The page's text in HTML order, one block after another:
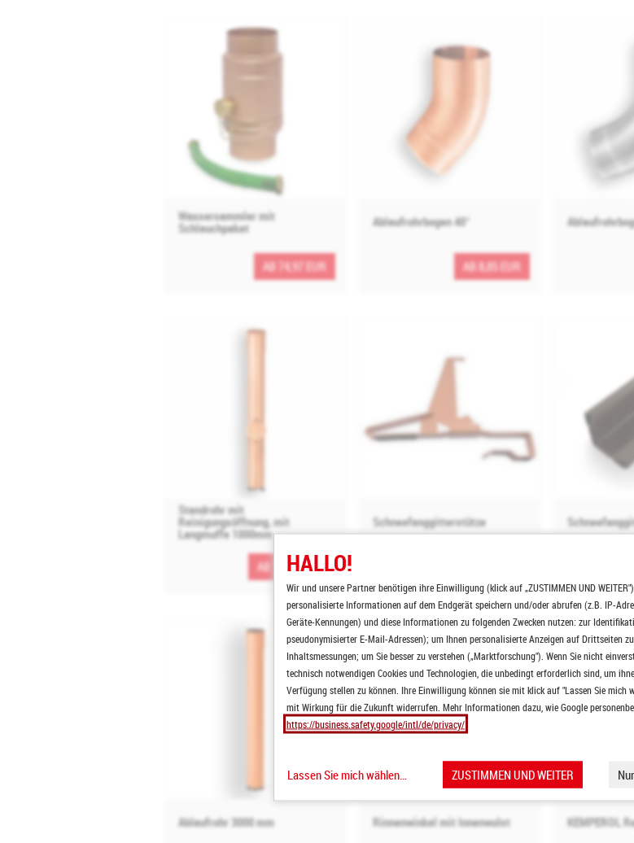
HALLO!
Wir und unsere Partner benötigen ihre Einwilligung (klick auf „ZUSTIMMEN UND
personalisierte Informationen auf dem Endgerät speichern und/oder abrufen (z.B. IP-
Geräte-Kennungen) und diese Informationen zu folgenden Zwecken nutzen: zur
pseudonymisierter E-Mail-Adressen); um Ihnen personalisierte Anzeigen auf Drittseiten
Inhaltsmessungen; um Sie besser zu verstehen („Marktforschung"). Wenn Sie nicht
technisch notwendigen Cookies und Technologien, die unbedingt erforderlich sind, um
Verfügung stellen zu können. Ihre Einwilligung können sie mit klick auf "Lassen Sie mich
mit Wirkung für die Zukunft widerrufen. Mehr Informationen dazu, wie Google
https://business.safety.google/intl/de/privacy/
ZUSTIMMEN UND WEITER
Lassen Sie mich wählen…
Wassersammler mit
Schlauchpaket
AB 74,97 EUR
Ablaufrohrbogen 40°
AB 8,85 EUR
Standrohr mit
Reinigungsöffnung, mit
Langmuffe 1000mm
AB 106,52 EUR
Schneefanggitterstütze
Ablaufrohr 3000 mm Rinnenwinkel mit Innenwulst KEMPEROL